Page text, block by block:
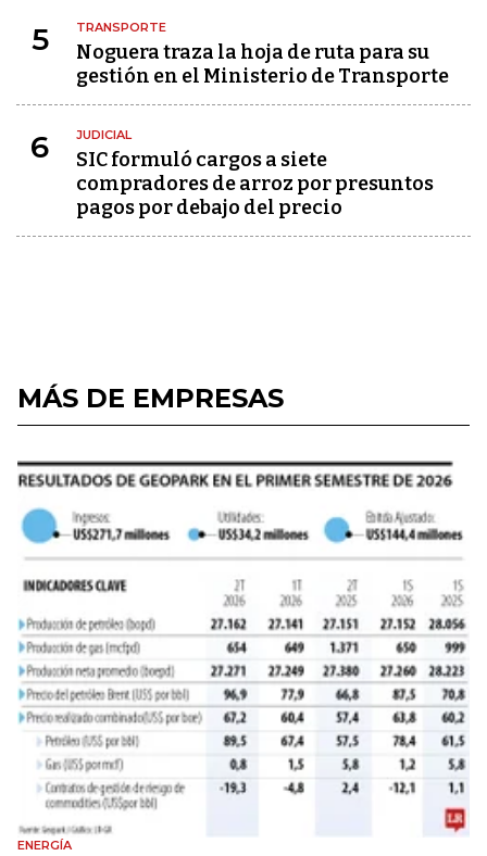
5 TRANSPORTE
Noguera traza la hoja de ruta para su
gestión en el Ministerio de Transporte
6 JUDICIAL
SIC formuló cargos a siete
compradores de arroz por presuntos
pagos por debajo del precio
MÁS DE EMPRESAS
ENERGÍA